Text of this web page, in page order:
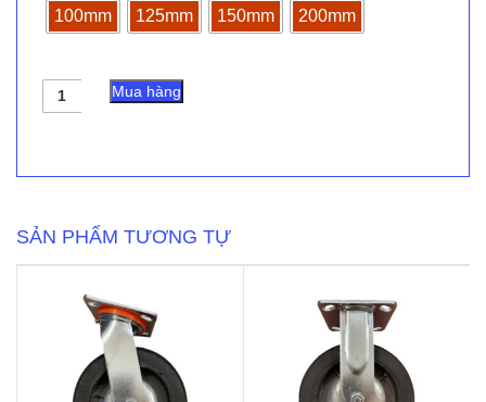
100mm 125mm 150mm 200mm
Bánh
xoay
có
Mua hàng
SẢN PHẨM TƯƠNG TỰ